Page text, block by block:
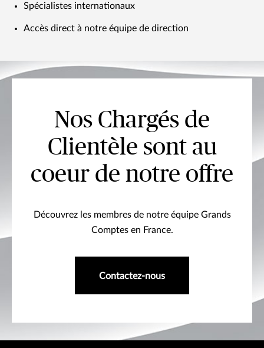
Spécialistes internationaux
Accès direct à notre équipe de direction
Nos Chargés de
Clientèle sont au
coeur de notre offre
Découvrez les membres de notre équipe Grands
Comptes en France.
Contactez-nous